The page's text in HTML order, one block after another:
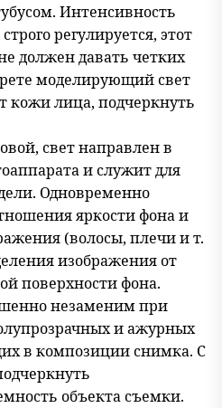
Интенсивность
регулируется, этот
должен давать четких
моделирующий свет
кожи лица, подчеркнуть
свет направлен в
и служит для
Одновременно
яркости фона и
(волосы, плечи и т.
изображения от
поверхности фона.
незаменим при
и ажурных
в композиции снимка. С
объекта съемки.